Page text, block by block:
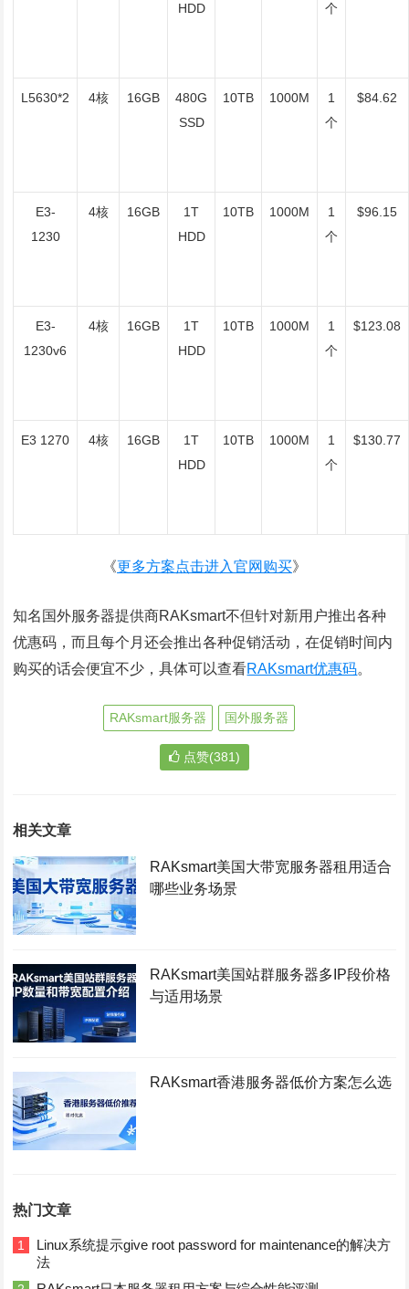
HDD
个
L5630*2 4核 16GB
480G
SSD
10TB 1000M
1
个
$84.62
E3-
1230
4核 16GB
1T
HDD
10TB 1000M
1
个
$96.15
E3-
1230v6
4核 16GB
1T
HDD
10TB 1000M
1
个
$123.08
E3 1270 4核 16GB
1T
HDD
10TB 1000M
1
个
$130.77
《更多方案点击进入官网购买》
知名国外服务器提供商RAKsmart不但针对新用户推出各种
优惠码，而且每个月还会推出各种促销活动，在促销时间内
购买的话会便宜不少，具体可以查看RAKsmart优惠码。
RAKsmart服务器 国外服务器
点赞(381)
相关文章
RAKsmart美国大带宽服务器租用适合
哪些业务场景
RAKsmart美国站群服务器多IP段价格
与适用场景
RAKsmart香港服务器低价方案怎么选
热门文章
1
Linux系统提示give root password for maintenance的解决方
法